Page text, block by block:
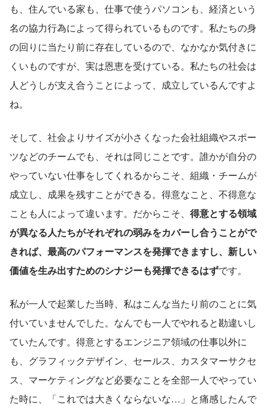
も、住んでいる家も、仕事で使うパソコンも、経済という
名の協力行為によって得られているものです。私たちの身
の回りに当たり前に存在しているので、なかなか気付きに
くいものですが、実は恩恵を受けている。私たちの社会は
人どうしが支え合うことによって、成立しているんですよ
ね。
そして、社会よりサイズが小さくなった会社組織やスポー
ツなどのチームでも、それは同じことです。誰かが自分の
やっていない仕事をしてくれるからこそ、組織・チームが
成立し、成果を残すことができる。得意なこと、不得意な
ことも人によって違います。だからこそ、 得意とする領域
が異なる人たちがそれぞれの弱みをカバーし合うことがで
きれば、最高のパフォーマンスを発揮できますし、新しい
価値を生み出すためのシナジーも発揮できるはずです。
私が一人で起業した当時、私はこんな当たり前のことに気
付いていませんでした。なんでも一人でやれると勘違いし
ていたんです。得意とするエンジニア領域の仕事以外に
も、グラフィックデザイン、セールス、カスタマーサクセ
ス、マーケティングなど必要なことを全部一人でやってい
た時に、「これでは大きくならないな…」と痛感したんで